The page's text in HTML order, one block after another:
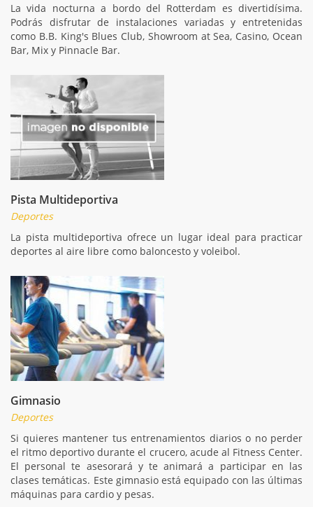
La vida nocturna a bordo del Rotterdam es divertidísima.
Podrás disfrutar de instalaciones variadas y entretenidas
como B.B. King's Blues Club, Showroom at Sea, Casino, Ocean
Bar, Mix y Pinnacle Bar.
Pista Multideportiva
Deportes
La pista multideportiva ofrece un lugar ideal para practicar
deportes al aire libre como baloncesto y voleibol.
Gimnasio
Deportes
Si quieres mantener tus entrenamientos diarios o no perder
el ritmo deportivo durante el crucero, acude al Fitness Center.
El personal te asesorará y te animará a participar en las
clases temáticas. Este gimnasio está equipado con las últimas
máquinas para cardio y pesas.